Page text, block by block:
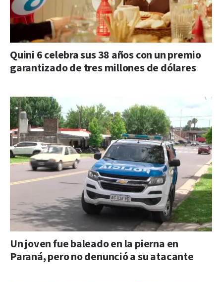
Quini 6 celebra sus 38 años con un premio
garantizado de tres millones de dólares
Un joven fue baleado en la pierna en
Paraná, pero no denunció a su atacante